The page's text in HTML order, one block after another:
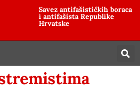
Savez antifašističkih boraca
i antifašista Republike
Hrvatske